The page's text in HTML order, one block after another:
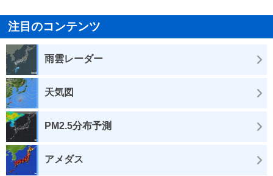
注目のコンテンツ
雨雲レーダー
天気図
PM2.5分布予測
アメダス